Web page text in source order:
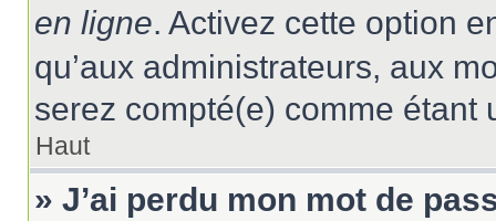
en ligne. Activez cette option
qu’aux administrateurs, aux
serez compté(e) comme étant
Haut
» J’ai perdu mon mot de